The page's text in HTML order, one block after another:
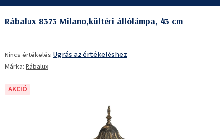
Rábalux 8373 Milano,kültéri állólámpa, 43 cm
termék
átlagos
5-
Nincs értékelés Ugrás az értékeléshez
Márka: Rábalux
AKCIÓ